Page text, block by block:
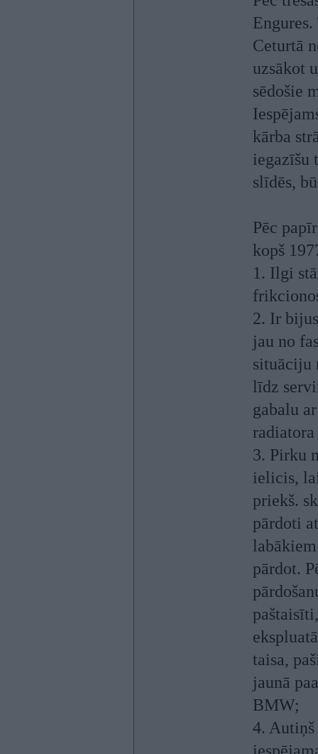
Ceturtā
uzsākot
sēdošie
kārba
iegazīšu
slīdēs,
Pēc
kopš
1. Ilgi
2. Ir
jau no
situāciju
līdz
gabalu
3. Pirku
ielicis,
priekš.
pārdoti
pārdot.
taisa,
jaunā
BMW;
4.